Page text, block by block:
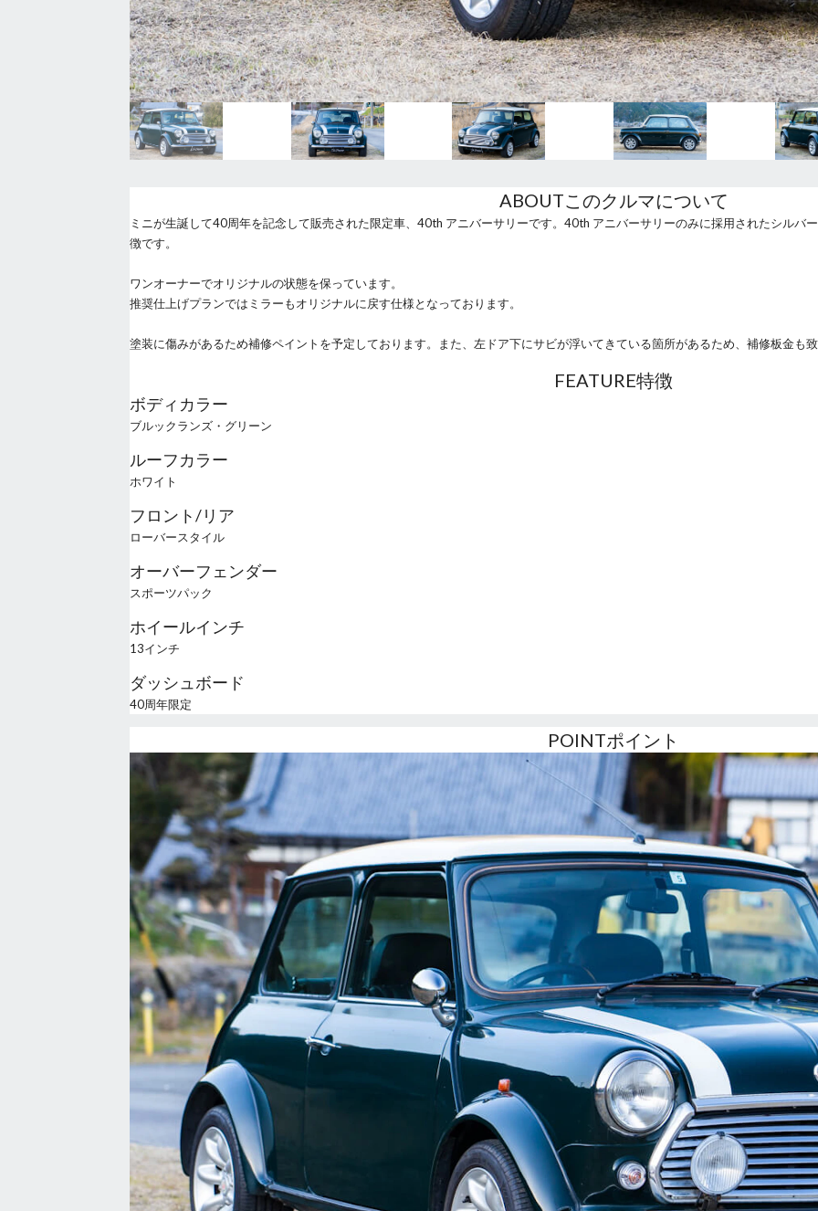
ABOUTこのクルマについて
ミニが生誕して40周年を記念して販売された限定車、40th アニバーサリーです。40th アニバーサリーのみに採用されたシルバ
徴です。
ワンオーナーでオリジナルの状態を保っています。
推奨仕上げプランではミラーもオリジナルに戻す仕様となっております。
塗装に傷みがあるため補修ペイントを予定しております。また、左ドア下にサビが浮いてきている箇所があるため、補修板金も
FEATURE特徴
ボディカラー
ブルックランズ・グリーン
ルーフカラー
ホワイト
フロント/リア
ローバースタイル
オーバーフェンダー
スポーツパック
ホイールインチ
13インチ
ダッシュボード
40周年限定
POINTポイント